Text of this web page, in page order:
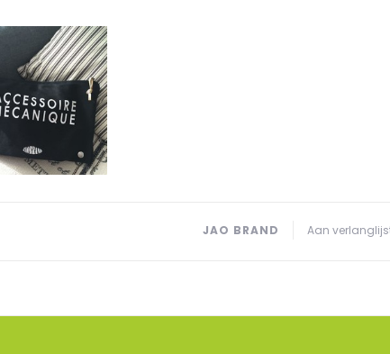
Aan
JAO BRAND